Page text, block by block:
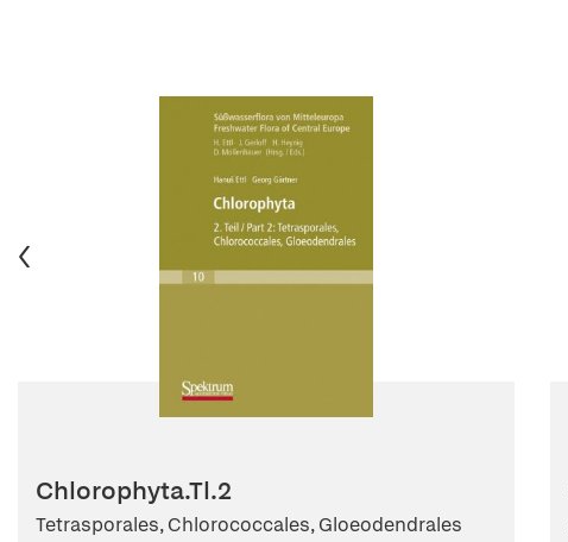
Chlorophyta.Tl.2
Tetrasporales, Chlorococcales, Gloeodendrales